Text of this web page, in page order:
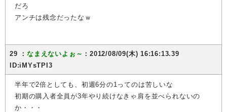
だろ
アンチは残念だったなｗ
29 ：なまえないよぉ～ ：2012/08/09(木) 16:16:13.39
ID:iMYsTPI3
半年で2倍としても、初週6分の1ってのは苦しいな
初期の購入者全員が3年やり続けなきゃ肩を並べられないの
か・・・